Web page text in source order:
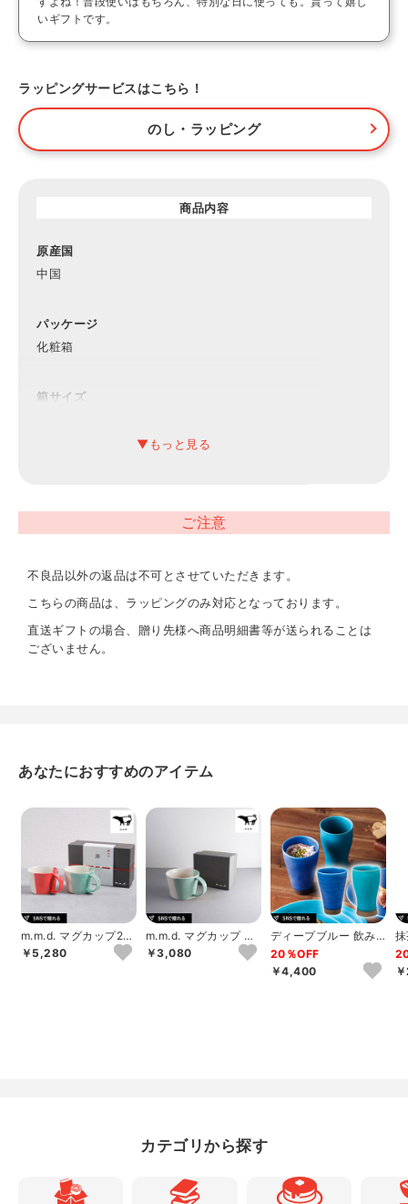
いギフトです。
ラッピングサービスはこちら！
のし・ラッピング
商品内容
原産国
中国
パッケージ
化粧箱
箱サイズ
ご注意
不良品以外の返品は不可とさせていただきます。
こちらの商品は、ラッピングのみ対応となっております。
直送ギフトの場合、贈り先様へ商品明細書等が送られることは
ございません。
あなたにおすすめのアイテム
m.m.d. マグカップ2個
セット 朱＋青磁
￥5,280
m.m.d. マグカップ ギ
フト 青磁
￥3,080
ディープブルー 飲み
比べカップ
20％OFF
￥4,400
カテゴリから探す